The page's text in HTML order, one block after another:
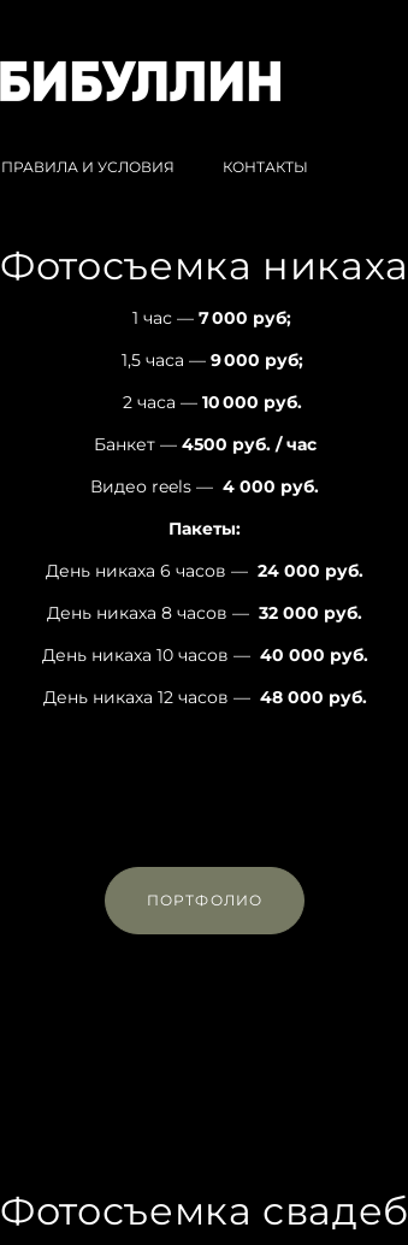
ПРАВИЛА И УСЛОВИЯ КОНТАКТЫ
Фотосъемка никаха
1 час — 7 000 руб;
1,5 часа — 9 000 руб;
2 часа — 10 000 руб.
Банкет — 4500 руб. / час
Видео reels — 4 000 руб.
Пакеты:
День никаха 6 часов — 24 000 руб.
День никаха 8 часов — 32 000 руб.
День никаха 10 часов — 40 000 руб.
День никаха 12 часов — 48 000 руб.
ПОРТФОЛИО
Фотосъемка свадеб